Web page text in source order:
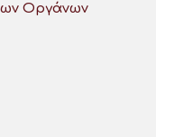
Οργάνων